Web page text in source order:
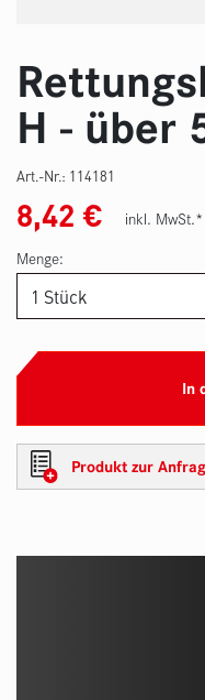
H - über
Art.-Nr.: 114181
8,42 €
inkl. MwSt.*
Menge:
In
Produkt zur